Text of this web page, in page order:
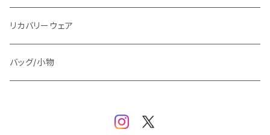
TAION
マウンテンパーカー/アウトドア
ダウン / 中綿アウター
ワイシャツ
ニット/Tシャツ/カットソー
スウェット/パーカー
アウター
トップス（ブラウス/カットソー）
ジャケット
リカバリーウェア
バッグ/小物